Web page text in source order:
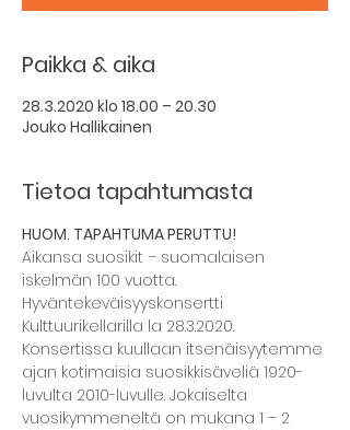
Paikka & aika
28.3.2020 klo 18.00 – 20.30
Jouko Hallikainen
Tietoa tapahtumasta
HUOM. TAPAHTUMA PERUTTU!
Aikansa suosikit – suomalaisen
iskelmän 100 vuotta.
Hyväntekeväisyyskonsertti
Kulttuurikellarilla la 28.3.2020.
Konsertissa kuullaan itsenäisyytemme
ajan kotimaisia suosikkisäveliä 1920-
luvulta 2010-luvulle. Jokaiselta
vuosikymmeneltä on mukana 1 – 2